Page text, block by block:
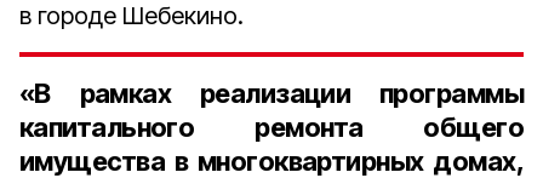
в городе Шебекино.
«В рамках реализации программы
капитального ремонта общего
имущества в многоквартирных домах,